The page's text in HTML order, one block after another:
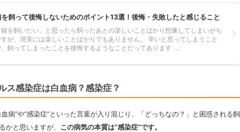
を飼って後悔しないためのポイント13選！後悔・失敗したと感じること
猫を飼いたい」と思ったら飼ったあとの楽しいことばかり想像してしまいがち
すが、現実には楽しいことばかりでもありません。 辛いと思ってしまうこと
飼ってしまったことを後悔するようなことだってあります ...
ス感染症は白血病？感染症？
病”や“感染症”といった言葉が入り混じり、「どっちなの？」と困惑される飼
かと思いますが、 この病気の本質は“感染症”です。